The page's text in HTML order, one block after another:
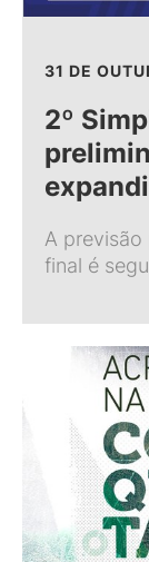
31 DE
2º
A
final é